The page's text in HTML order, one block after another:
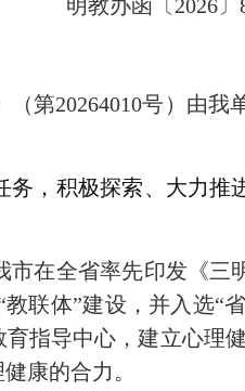
明教办函〔2026〕
（第20264010号） 由我
务，积极探索、大力推
市在全省率先印发《三
教联体”建设 ，并入选“
育指导中心，建立心理
康的合力。